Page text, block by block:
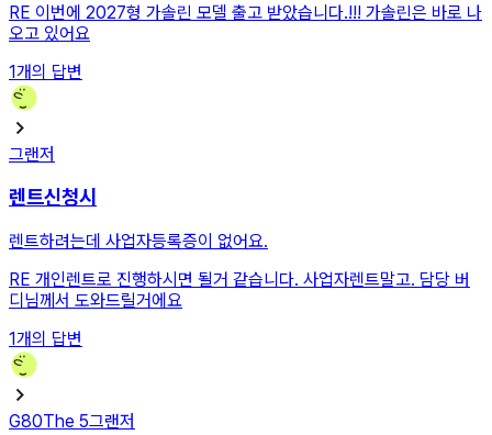
RE 이번에 2027형 가솔린 모델 출고 받았습니다.!!! 가솔린은 바로 나
오고 있어요
1개의 답변
그랜저
렌트신청시
렌트하려는데 사업자등록증이 없어요.
RE 개인렌트로 진행하시면 될거 같습니다. 사업자렌트말고. 담당 버
디님께서 도와드릴거에요
1개의 답변
G80The 5그랜저